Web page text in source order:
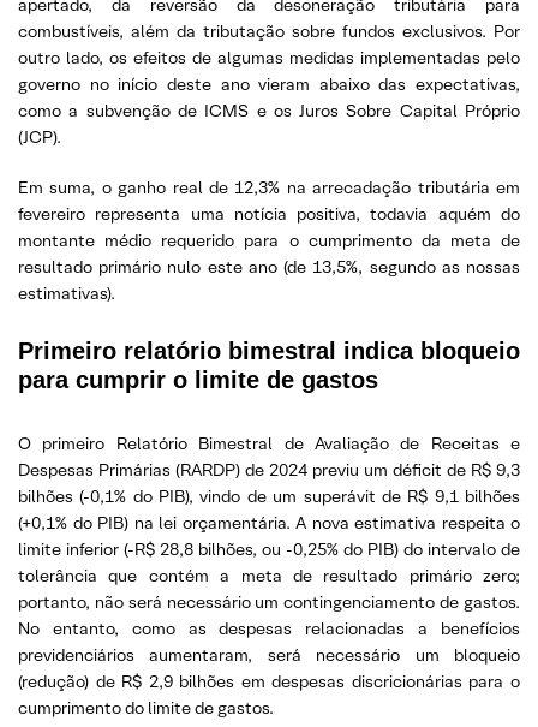
apertado, da reversão da desoneração tributária para
combustíveis, além da tributação sobre fundos exclusivos. Por
outro lado, os efeitos de algumas medidas implementadas pelo
governo no início deste ano vieram abaixo das expectativas,
como a subvenção de ICMS e os Juros Sobre Capital Próprio
(JCP).
Em suma, o ganho real de 12,3% na arrecadação tributária em
fevereiro representa uma notícia positiva, todavia aquém do
montante médio requerido para o cumprimento da meta de
resultado primário nulo este ano (de 13,5%, segundo as nossas
estimativas).
Primeiro relatório bimestral indica bloqueio
para cumprir o limite de gastos
O primeiro Relatório Bimestral de Avaliação de Receitas e
Despesas Primárias (RARDP) de 2024 previu um déficit de R$ 9,3
bilhões (-0,1% do PIB), vindo de um superávit de R$ 9,1 bilhões
(+0,1% do PIB) na lei orçamentária. A nova estimativa respeita o
limite inferior (-R$ 28,8 bilhões, ou -0,25% do PIB) do intervalo de
tolerância que contém a meta de resultado primário zero;
portanto, não será necessário um contingenciamento de gastos.
No entanto, como as despesas relacionadas a benefícios
previdenciários aumentaram, será necessário um bloqueio
(redução) de R$ 2,9 bilhões em despesas discricionárias para o
cumprimento do limite de gastos.